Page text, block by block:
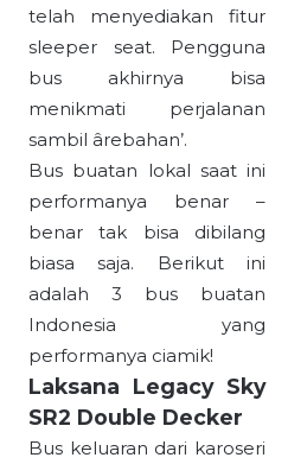
telah menyediakan fitur
sleeper seat. Pengguna
bus akhirnya bisa
menikmati perjalanan
sambil ârebahan’.
Bus buatan lokal saat ini
performanya benar –
benar tak bisa dibilang
biasa saja. Berikut ini
adalah 3 bus buatan
Indonesia yang
performanya ciamik!
Laksana Legacy Sky
SR2 Double Decker
Bus keluaran dari karoseri